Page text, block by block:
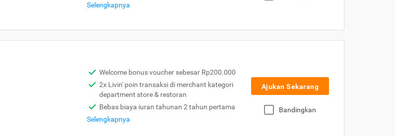
Selengkapnya
Welcome bonus voucher sebesar Rp200.000
2x Livin' poin transaksi di merchant kategori
department store & restoran
Bebas biaya iuran tahunan 2 tahun pertama
Selengkapnya
Ajukan Sekarang
Bandingkan